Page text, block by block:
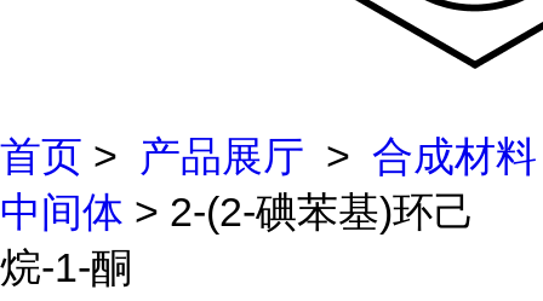
首页 > 产品展厅 > 合成材料
中间体 > 2-(2-碘苯基)环己
烷-1-酮